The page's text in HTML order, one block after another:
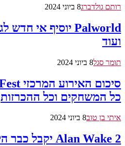
רותם גולדברג8 ביוני 2024
ועוד
תומר סגל8 ביוני 2024
כל המשחקים וכל ההכרזות
איתי בן טוב8 ביוני 2024
Alan Wake 2 יקבל כבר היום DLC ראשון